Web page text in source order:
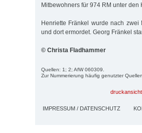
Mitbewohners für 974 RM unter den
Henriette Fränkel wurde nach
und dort ermordet. Georg Fränkel
© Christa Fladhammer
Quellen: 1; 2; AfW 060309.
Zur Nummerierung häufig genutzter
druckansicht
IMPRESSUM / DATENSCHUTZ